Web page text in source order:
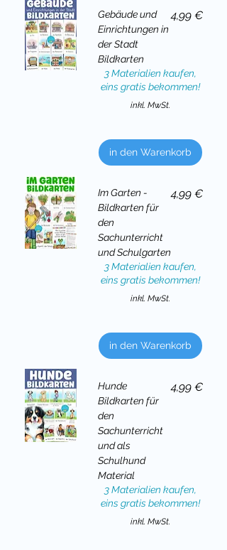
Gebäude und
Einrichtungen in
der Stadt
Bildkarten
Preis
4,99 €
3 Materialien kaufen,
eins gratis bekommen!
inkl. MwSt.
in den Warenkorb
Im Garten -
Bildkarten für
den
Sachunterricht
und Schulgarten
Preis
4,99 €
3 Materialien kaufen,
eins gratis bekommen!
inkl. MwSt.
in den Warenkorb
Hunde
Bildkarten für
den
Sachunterricht
und als
Schulhund
Material
Preis
4,99 €
3 Materialien kaufen,
eins gratis bekommen!
inkl. MwSt.